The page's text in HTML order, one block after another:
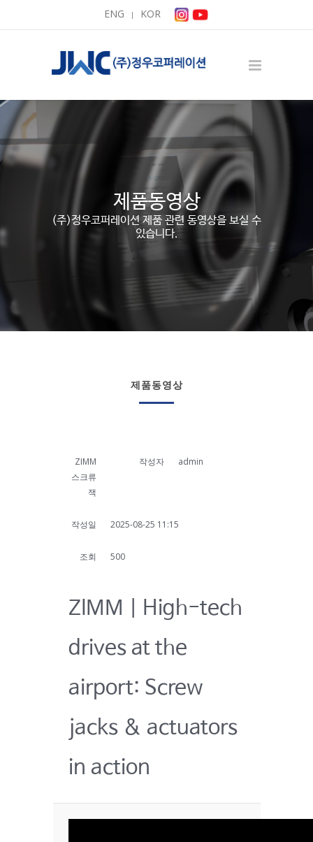
ENG KOR
제품동영상
(주)정우코퍼레이션 제품 관련 동영상을 보실 수
있습니다.
제품동영상
ZIMM
스크류
잭
작성자 admin
작성일 2025-08-25 11:15
조회 500
ZIMM | High-tech
drives at the
airport: Screw
jacks & actuators
in action